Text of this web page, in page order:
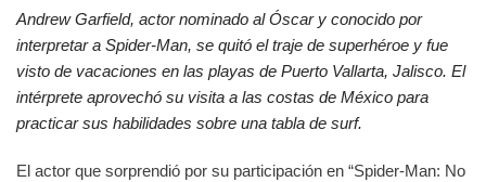
Andrew Garfield, actor nominado al Óscar y conocido por
interpretar a Spider-Man, se quitó el traje de superhéroe y fue
visto de vacaciones en las playas de Puerto Vallarta, Jalisco. El
intérprete aprovechó su visita a las costas de México para
practicar sus habilidades sobre una tabla de surf.
El actor que sorprendió por su participación en “Spider-Man: No